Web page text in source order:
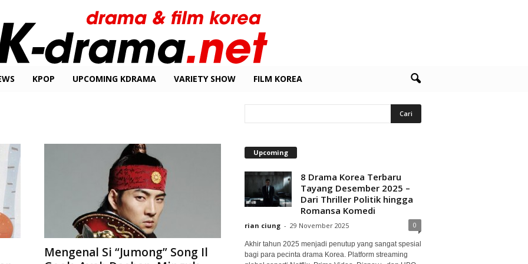
KPOP UPCOMING KDRAMA VARIETY SHOW FILM KOREA
Mengenal Si “Jumong” Song Il
Upcoming
8 Drama Korea Terbaru
Tayang Desember 2025 –
Dari Thriller Politik hingga
Romansa Komedi
rian ciung - 29 November 2025 0
Akhir tahun 2025 menjadi penutup yang sangat spesial
bagi para pecinta drama Korea. Platform streaming